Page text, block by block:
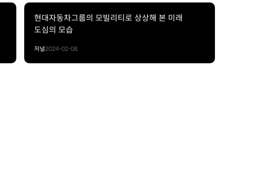
현대자동차그룹의 모빌리티로 상상해 본 미래
도심의 모습
저널2024-02-08